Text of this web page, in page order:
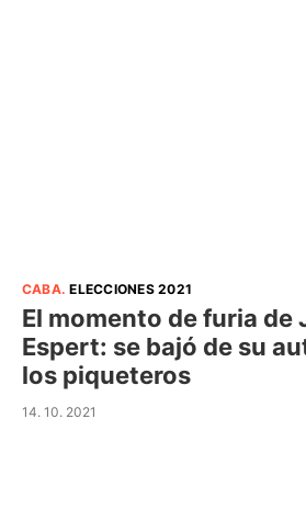
CABA.ELECCIONES 2021
El momento de furia de
Espert: se bajó de su
los piqueteros
14. 10. 2021